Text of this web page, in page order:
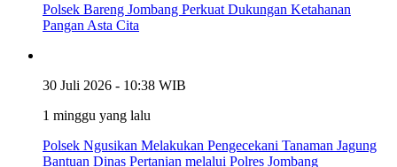
Polsek Bareng Jombang Perkuat Dukungan Ketahanan
Pangan Asta Cita
30 Juli 2026 - 10:38 WIB
1 minggu yang lalu
Polsek Ngusikan Melakukan Pengecekani Tanaman Jagung
Bantuan Dinas Pertanian melalui Polres Jombang